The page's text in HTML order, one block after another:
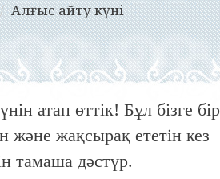
Алғыс айту күні
атап өттік! Бұл бізге бір
және жақсырақ ететін кез
тамаша дәстүр.